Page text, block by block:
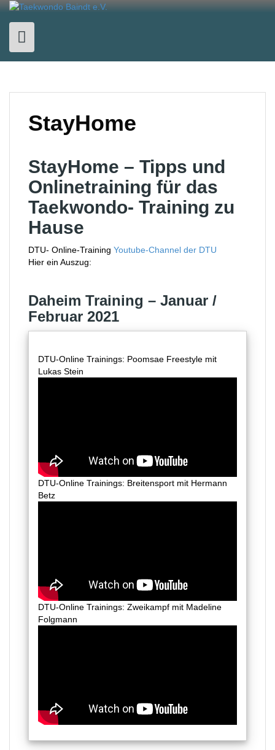
Skip
content
StayHome
StayHome – Tipps und
Onlinetraining für das
Taekwondo- Training zu
Hause
DTU- Online-Training Youtube-Channel der DTU
Hier ein Auszug:
Daheim Training – Januar /
Februar 2021
DTU-Online Trainings: Poomsae Freestyle mit
Lukas Stein
DTU-Online Trainings: Breitensport mit Hermann
Betz
DTU-Online Trainings: Zweikampf mit Madeline
Folgmann